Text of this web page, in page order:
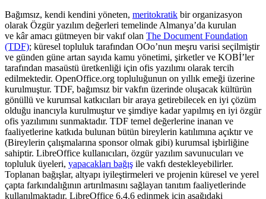
Bağımsız, kendi kendini yöneten, meritokratik bir organizasyon
olarak Özgür yazılım değerleri temelinde Almanya’da kurulan
ve kâr amacı gütmeyen bir vakıf olan The Document Foundation
(TDF); küresel topluluk tarafından OOo’nun meşru varisi seçilmiştir
ve günden güne artan sayıda kamu yönetimi, şirketler ve KOBİ’ler
tarafından masaüstü üretkenliği için ofis yazılımı olarak tercih
edilmektedir. OpenOffice.org topluluğunun on yıllık emeği üzerine
kurulmuştur. TDF, bağımsız bir vakfın üzerinde oluşacak kültürün
gönüllü ve kurumsal katkıcıları bir araya getirebilecek en iyi çözüm
olduğu inancıyla kurulmuştur ve şimdiye kadar yapılmış en iyi özgür
ofis yazılımını sunmaktadır. TDF temel değerlerine inanan ve
faaliyetlerine katkıda bulunan bütün bireylerin katılımına açıktır ve
(Bireylerin çalışmalarına sponsor olmak gibi) kurumsal işbirliğine
sahiptir. LibreOffice kullanıcıları, özgür yazılım savunucuları ve
topluluk üyeleri, yapacakları bağış ile vakfı destekleyebilirler.
Toplanan bağışlar, altyapı iyileştirmeleri ve projenin küresel ve yerel
çapta farkındalığının artırılmasını sağlayan tanıtım faaliyetlerinde
kullanılmaktadır. LibreOffice 6.4.6 edinmek için aşağıdaki